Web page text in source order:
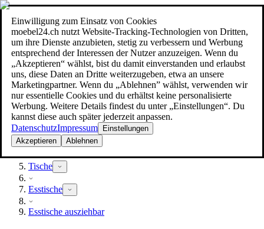
Einwilligung zum Einsatz von Cookies
moebel24.ch nutzt Website-Tracking-Technologien von Dritten,
um ihre Dienste anzubieten, stetig zu verbessern und Werbung
entsprechend der Interessen der Nutzer anzuzeigen. Wenn du
„Akzeptieren“ wählst, bist du damit einverstanden und erlaubst
uns, diese Daten an Dritte weiterzugeben, etwa an unsere
Marketingpartner. Wenn du „Ablehnen” wählst, verwenden wir
nur essentielle Cookies und du erhältst keine personalisierte
Werbung. Weitere Details findest du unter „Einstellungen“. Du
kannst diese auch später jederzeit anpassen.
DatenschutzImpressum
Einstellungen
Akzeptieren
Ablehnen
Suche
moebel dir den besten Preis!moebel dir den besten Preis!
Möbel
Tische
Esstische
Esstische ausziehbar